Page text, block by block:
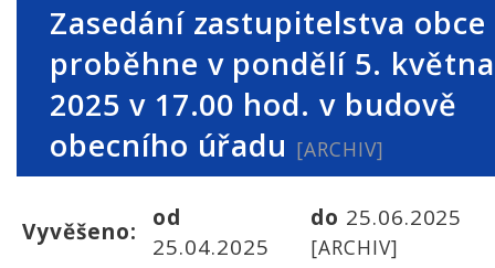
Zasedání zastupitelstva obce
proběhne v pondělí 5. května
2025 v 17.00 hod. v budově
obecního úřadu [ARCHIV]
Vyvěšeno:
od
25.04.2025
do 25.06.2025
[ARCHIV]